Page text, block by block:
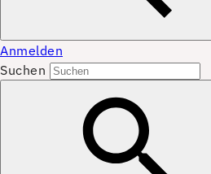
Anmelden
Suchen